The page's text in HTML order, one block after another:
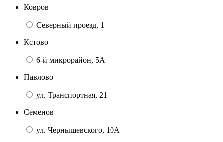
Ковров
Северный проезд, 1
Кстово
6-й микрорайон, 5А
Павлово
ул. Транспортная, 21
Семенов
ул. Чернышевского, 10А